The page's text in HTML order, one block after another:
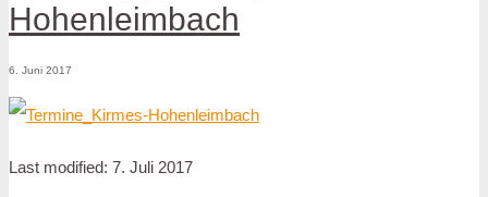
Hohenleimbach
6. Juni 2017
Last modified: 7. Juli 2017